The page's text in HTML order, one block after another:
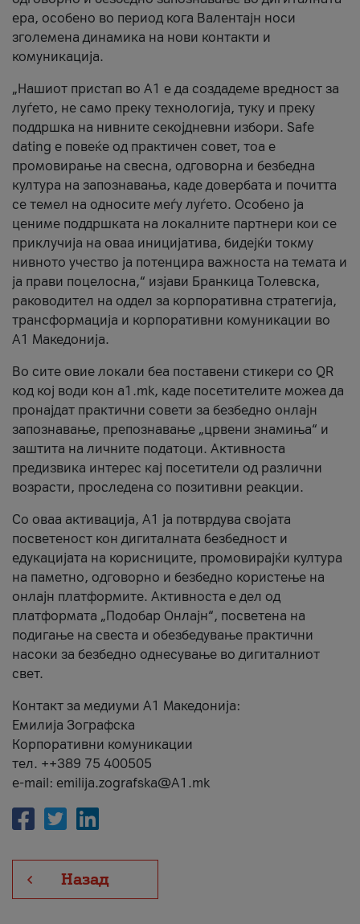
ера, особено во период кога Валентајн носи
зголемена динамика на нови контакти и
комуникација.
„Нашиот пристап во А1 е да создадеме вредност за
луѓето, не само преку технологија, туку и преку
поддршка на нивните секојдневни избори. Safe
dating е повеќе од практичен совет, тоа е
промовирање на свесна, одговорна и безбедна
култура на запознавања, каде довербата и почитта
се темел на односите меѓу луѓето. Особено ја
цениме поддршката на локалните партнери кои се
приклучија на оваа иницијатива, бидејќи токму
нивното учество ја потенцира важноста на темата и
ја прави поцелосна,“ изјави Бранкица Толевска,
раководител на оддел за корпоративна стратегија,
трансформација и корпоративни комуникации во
А1 Македонија.
Во сите овие локали беа поставени стикери со QR
код кој води кон a1.mk, каде посетителите можеа да
пронајдат практични совети за безбедно онлајн
запознавање, препознавање „црвени знамиња“ и
заштита на личните податоци. Активноста
предизвика интерес кај посетители од различни
возрасти, проследена со позитивни реакции.
Со оваа активација, А1 ја потврдува својата
посветеност кон дигиталната безбедност и
едукацијата на корисниците, промовирајќи култура
на паметно, одговорно и безбедно користење на
онлајн платформите. Активноста е дел од
платформата „Подобар Онлајн“, посветена на
подигање на свеста и обезбедување практични
насоки за безбедно однесување во дигиталниот
свет.
Контакт за медиуми А1 Македонија:
Емилија Зографска
Корпоративни комуникации
тел. ++389 75 400505
e-mail: emilija.zografska@A1.mk
Назад